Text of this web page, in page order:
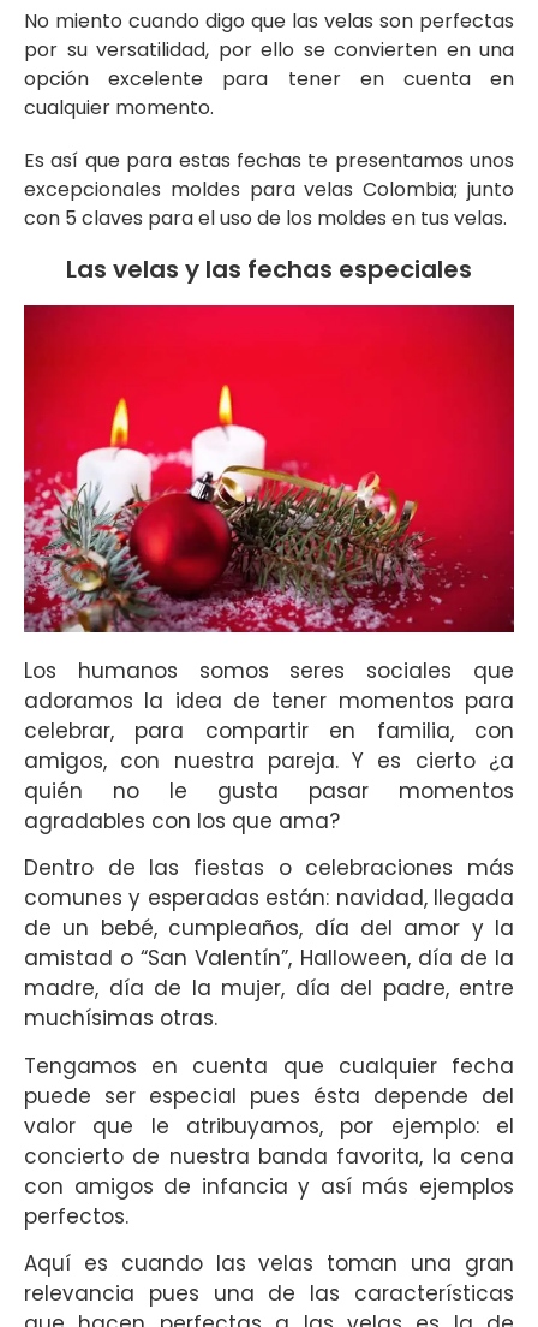
No miento cuando digo que las velas son perfectas
por su versatilidad, por ello se convierten en una
opción excelente para tener en cuenta en
cualquier momento.
Es así que para estas fechas te presentamos unos
excepcionales moldes para velas Colombia; junto
con 5 claves para el uso de los moldes en tus velas.
Las velas y las fechas especiales
Los humanos somos seres sociales que
adoramos la idea de tener momentos para
celebrar, para compartir en familia, con
amigos, con nuestra pareja. Y es cierto ¿a
quién no le gusta pasar momentos
agradables con los que ama?
Dentro de las fiestas o celebraciones más
comunes y esperadas están: navidad, llegada
de un bebé, cumpleaños, día del amor y la
amistad o “San Valentín”, Halloween, día de la
madre, día de la mujer, día del padre, entre
muchísimas otras.
Tengamos en cuenta que cualquier fecha
puede ser especial pues ésta depende del
valor que le atribuyamos, por ejemplo: el
concierto de nuestra banda favorita, la cena
con amigos de infancia y así más ejemplos
perfectos.
Aquí es cuando las velas toman una gran
relevancia pues una de las características